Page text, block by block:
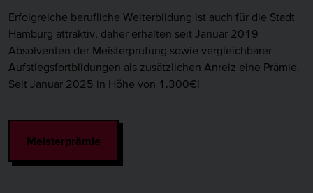
Erfolgreiche berufliche Weiterbildung ist auch für die Stadt
Hamburg attraktiv, daher erhalten seit Januar 2019
Absolventen der Meisterprüfung sowie vergleichbarer
Aufstiegsfortbildungen als zusätzlichen Anreiz eine Prämie.
Seit Januar 2025 in Höhe von 1.300€!
Meisterprämie